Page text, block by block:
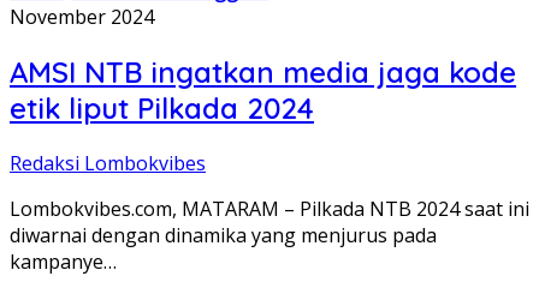
November 2024
AMSI NTB ingatkan media jaga kode
etik liput Pilkada 2024
Redaksi Lombokvibes
Lombokvibes.com, MATARAM – Pilkada NTB 2024 saat ini
diwarnai dengan dinamika yang menjurus pada
kampanye…